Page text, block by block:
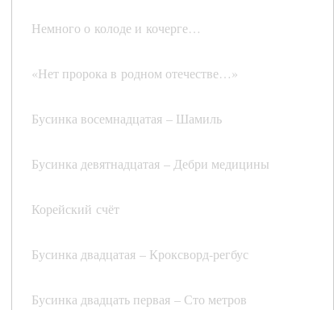
Немного о колоде и кочерге…
«Нет пророка в родном отечестве…»
Бусинка восемнадцатая – Шамиль
Бусинка девятнадцатая – Дебри медицины
Корейский счёт
Бусинка двадцатая – Кроксворд-регбус
Бусинка двадцать первая – Сто метров